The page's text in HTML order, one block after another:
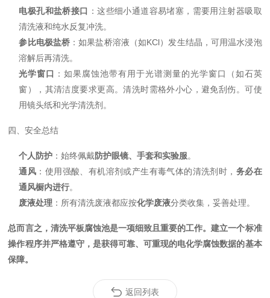
电极孔和盐桥接口 ：这些细小通道容易堵塞，需要用注射器吸取
清洗液和纯水反复冲洗。
参比电极盐桥 ：如果盐桥溶液（如KCl）发生结晶，可用温水浸泡
溶解后再清洗。
光学窗口 ：如果腐蚀池带有用于光谱测量的光学窗口（如石英
窗），其清洁度要求更高。清洗时需格外小心，避免刮伤。可使
用镜头纸和光学清洗剂。
四、安全总结
个人防护 ：始终佩戴防护眼镜、手套和实验服。
通风 ：使用强酸、有机溶剂或产生有毒气体的清洗剂时， 务必在
通风橱内进行。
废液处理 ：所有清洗废液都应按化学废液分类收集，妥善处理。
总而言之，清洗平板腐蚀池是一项细致且重要的工作。建立一个标准
操作程序并严格遵守，是获得可靠、可重现的电化学腐蚀数据的基本
保障。
返回列表